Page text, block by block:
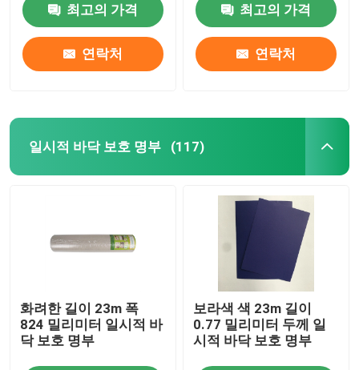
최고의 가격
연락처
최고의 가격
연락처
일시적 바닥 보호 명부 (117)
화려한 길이 23m 폭
824 밀리미터 일시적 바
닥 보호 명부
보라색 색 23m 길이
0.77 밀리미터 두께 일
시적 바닥 보호 명부